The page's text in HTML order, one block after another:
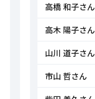
高橋 和子さん
高木 陽子さん
山川 道子さん
市山 哲さん